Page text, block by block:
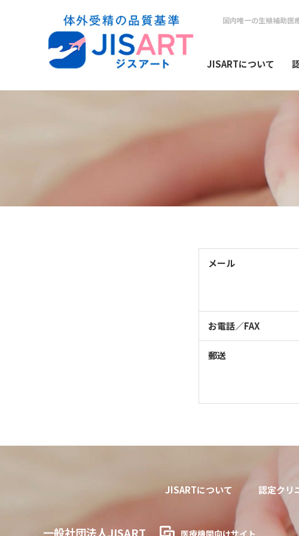
国内唯一の生殖補助医
JISARTについて
メール
お電話／FAX
郵送
JISARTについて 認定クリ
一般社団法人JISART 医療機関向けサイト